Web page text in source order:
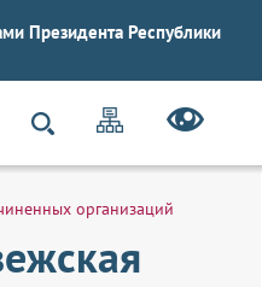
Президента Республики
организаций